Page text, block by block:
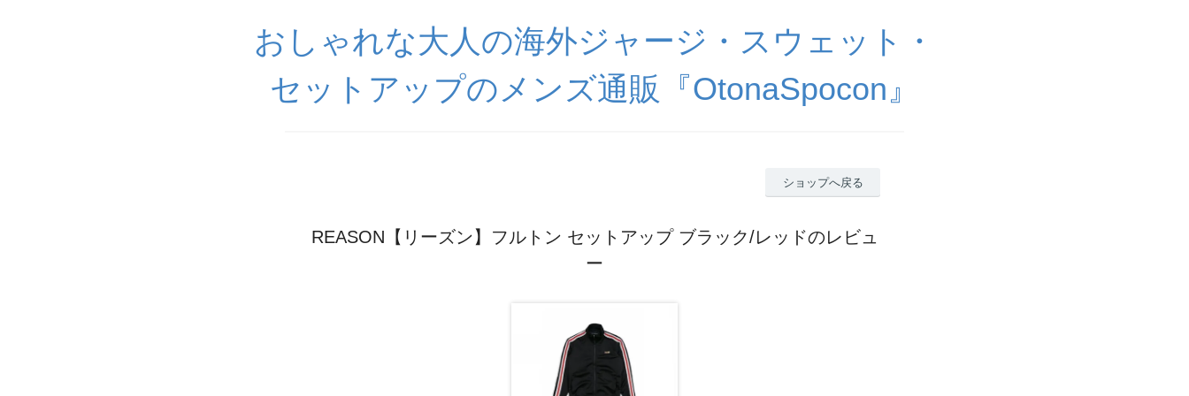
おしゃれな大人の海外ジャージ・スウェット・
セットアップのメンズ通販『OtonaSpocon』
ショップへ戻る
REASON【リーズン】フルトン セットアップ ブラック/レッドのレビュ
ー